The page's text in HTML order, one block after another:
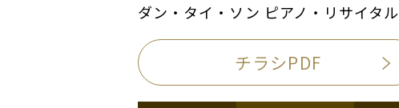
ダン・タイ・ソン ピアノ・リサイタル
チラシPDF